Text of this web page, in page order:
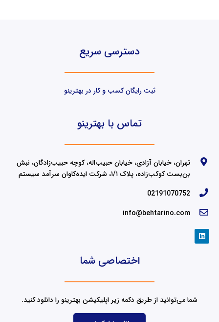
دسترسی سریع
ثبت رایگان کسب و کار در بهترینو
تماس با بهترینو
تهران، خیابان آزادی، خیابان حبیب‌اله، کوچه حبیب‌زادگان، نبش
بن‌بست کوکب‌زاده، پلاک ۱/۱، شرکت ایده‌کاوان سرآمد سیستم
02191070752
info@behtarino.com
L
i
n
اختصاصی شما
شما می‌توانید از طریق دکمه زیر اپلیکیشن بهترینو را دانلود کنید.